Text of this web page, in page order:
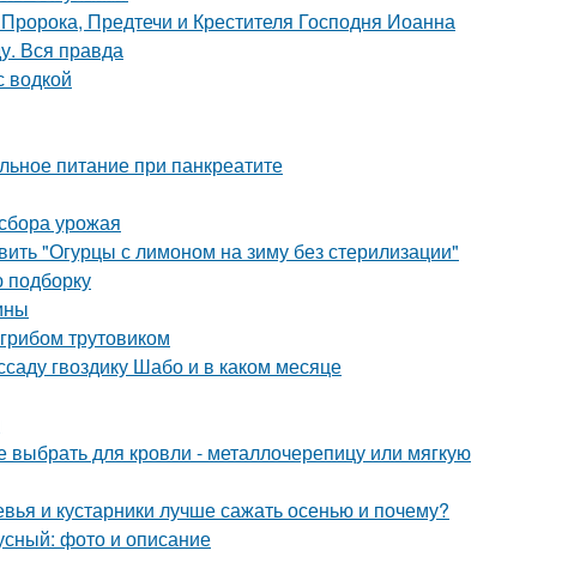
Предтечи и Крестителя Господня Иоанна
Вся правда
водкой
питание при панкреатите
урожая
"Огурцы с лимоном на зиму без стерилизации"
подборку
трутовиком
гвоздику Шабо и в каком месяце
для кровли - металлочерепицу или мягкую
и кустарники лучше сажать осенью и почему?
фото и описание